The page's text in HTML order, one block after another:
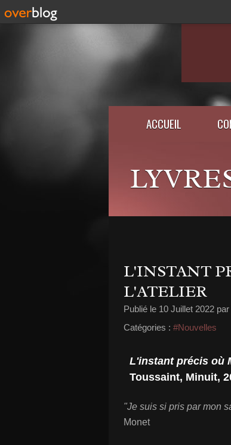
ACCUEIL
L'INSTANT
L'ATELIER
Publié le 10 Juillet 2022
Catégories : #Nouvelles
L'instant précis où
Toussaint, Minuit,
"Je suis si pris par mon
Monet